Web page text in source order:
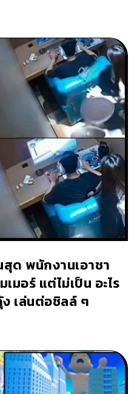
ด พนักงานเอาชา
มอร์ แต่ไม่เป็น อะไร
เล่นต่อชิลล์ ๆ